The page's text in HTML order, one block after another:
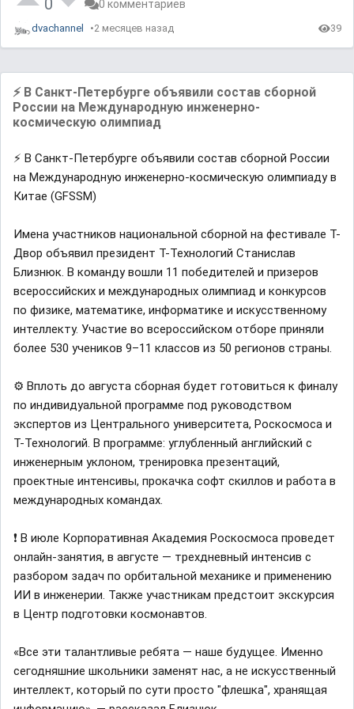
0 0 комментариев
dvachannel 2 месяцев назад 39
⚡️ В Санкт-Петербурге объявили состав сборной
России на Международную инженерно-
космическую олимпиад
⚡️ В Санкт-Петербурге объявили состав сборной России
на Международную инженерно-космическую олимпиаду в
Китае (GFSSM)
Имена участников национальной сборной на фестивале Т-
Двор объявил президент Т-Технологий Станислав
Близнюк. В команду вошли 11 победителей и призеров
всероссийских и международных олимпиад и конкурсов
по физике, математике, информатике и искусственному
интеллекту. Участие во всероссийском отборе приняли
более 530 учеников 9–11 классов из 50 регионов страны.
⚙️ Вплоть до августа сборная будет готовиться к финалу
по индивидуальной программе под руководством
экспертов из Центрального университета, Роскосмоса и
Т-Технологий. В программе: углубленный английский с
инженерным уклоном, тренировка презентаций,
проектные интенсивы, прокачка софт скиллов и работа в
международных командах.
❗️ В июле Корпоративная Академия Роскосмоса проведет
онлайн-занятия, в августе — трехдневный интенсив с
разбором задач по орбитальной механике и применению
ИИ в инженерии. Также участникам предстоит экскурсия
в Центр подготовки космонавтов.
«Все эти талантливые ребята — наше будущее. Именно
сегодняшние школьники заменят нас, а не искусственный
интеллект, который по сути просто "флешка", хранящая